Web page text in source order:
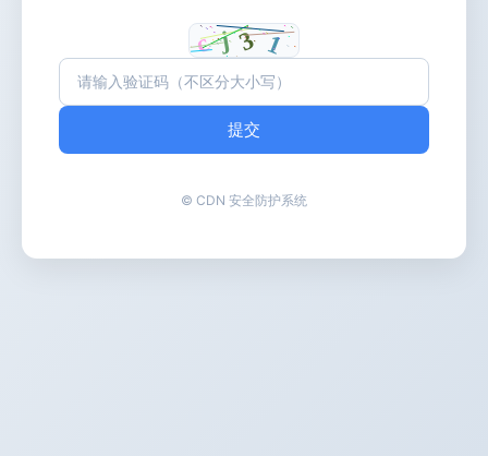
提交
© CDN 安全防护系统